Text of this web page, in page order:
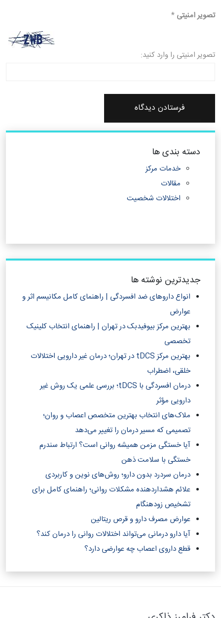
تصویر امنیتی *
تصویر امنیتی را وارد کنید:
دسته بندی ها
خدمات مرکز
مقالات
اختلالات شخصیت
جدیدترین نوشته ها
انواع داروهای ضد افسردگی | راهنمای کامل مکانیسم اثر و
عوارض
بهترین مرکز بیوفیدبک در تهران | راهنمای انتخاب کلینیک
تخصصی
بهترین مرکز tDCS در تهران؛ درمان غیر دارویی اختلالات
خلقی، اضطراب
درمان افسردگی با tDCS؛ بررسی علمی یک روش غیر
دارویی مؤثر
ملاک‌های انتخاب بهترین متخصص اعصاب و روان؛
تصمیمی که مسیر درمان را تغییر می‌دهد
آیا خستگی مزمن همیشه روانی است؟ ارتباط سندرم
خستگی با سلامت ذهن
درمان سردرد بدون دارو؛ روش‌های نوین و کاربردی
علائم هشداردهنده مشکلات روانی؛ راهنمای کامل برای
تشخیص زودهنگام
عوارض مصرف دارو و قرص ریتالین
آیا دارو درمانی می‌تواند اختلالات روانی را درمان کند؟‎
قطع داروی اعصاب چه عوارضی دارد؟